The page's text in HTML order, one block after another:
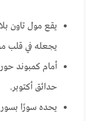
يقع مول تاون
يجعله في قلب
أمام كمبوند
حدائق أكتوبر.
يحده سورًا بسور